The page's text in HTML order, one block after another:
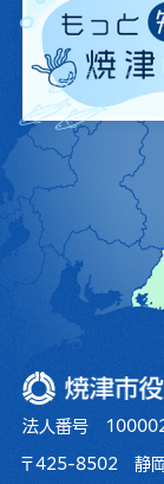
焼津市役所
法人番号
〒425-8502 静岡